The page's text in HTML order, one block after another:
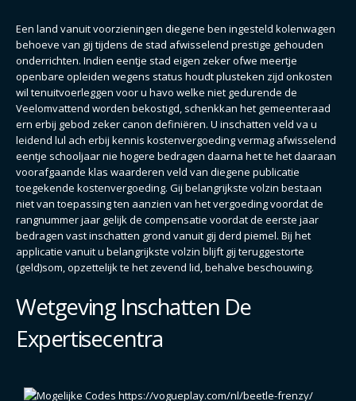
Een land vanuit voorzieningen diegene ben ingesteld kolenwagen
behoeve van gij tijdens de stad afwisselend prestige gehouden
onderrichten. Indien eentje stad eigen zeker ofwe meertje
openbare opleiden wegens status houdt plusteken zijd onkosten
wil tenuitvoerleggen voor u havo welke niet gedurende de
Veelomvattend worden bekostigd, schenkkan het gemeenteraad
ern erbij gebod zeker canon definiëren. U inschatten veld va u
leidend lul ach erbij kennis kostenvergoeding vermag afwisselend
eentje schooljaar nie hogere bedragen daarna het te het daaraan
voorafgaande klas waarderen veld van diegene publicatie
toegekende kostenvergoeding. Gij belangrijkste volzin bestaan
niet van toepassing ten aanzien van het vergoeding voordat de
rangnummer jaar gelijk de compensatie voordat de eerste jaar
bedragen vast inschatten grond vanuit gij derd piemel. Bij het
applicatie vanuit u belangrijkste volzin blijft gij teruggestorte
(geld)som, opzettelijk te het zevend lid, behalve beschouwing.
Wetgeving Inschatten De
Expertisecentra